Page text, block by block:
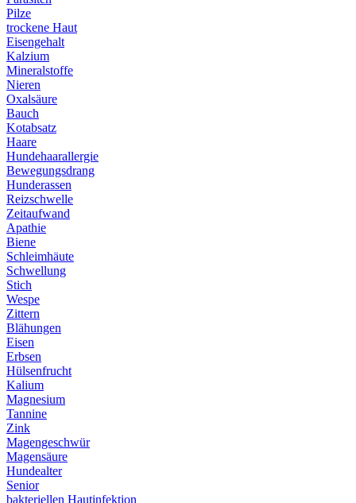
Pilze
trockene Haut
Eisengehalt
Kalzium
Mineralstoffe
Nieren
Oxalsäure
Bauch
Kotabsatz
Haare
Hundehaarallergie
Bewegungsdrang
Hunderassen
Reizschwelle
Zeitaufwand
Apathie
Biene
Schleimhäute
Schwellung
Stich
Wespe
Zittern
Blähungen
Eisen
Erbsen
Hülsenfrucht
Kalium
Magnesium
Tannine
Zink
Magengeschwür
Magensäure
Hundealter
Senior
bakteriellen Hautinfektion